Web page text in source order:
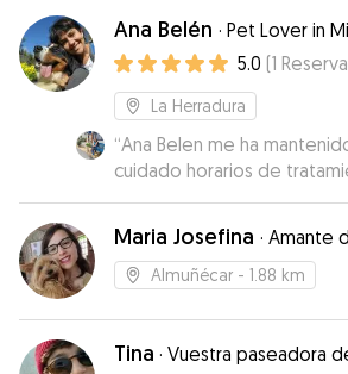
Ana Belén · Pet Lover in
5.0 (1
La Herradura
“Ana Belen me ha
cuidado horarios de
perfección y para mi lo
Duna se ha sentido en sus
Maria Josefina · Amante
Almuñécar - 1.88 km
Tina · Vuestra paseadora